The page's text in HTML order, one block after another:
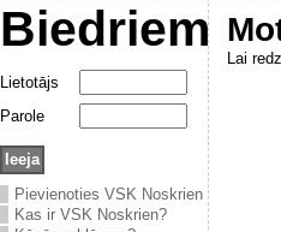
Biedriem
Lietotājs
Parole
Pievienoties VSK Noskrien
Kas ir VSK Noskrien?
Lai